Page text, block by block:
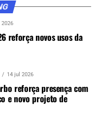
que guitarristas e
lugar
rápida de
2026
reforça novos usos da
14 jul 2026
reforça presença com
e novo projeto de